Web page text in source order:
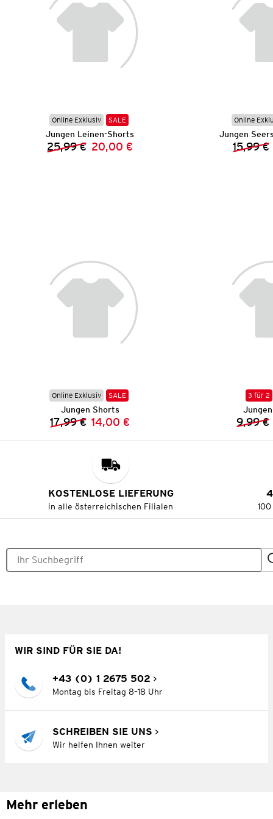
Online Exklusiv SALE
Jungen Leinen-Shorts
Vorheriger Preis:
25,99 € Neuer Preis:
20,00 €
Online
Jungen
15,99 €
Online Exklusiv SALE
Jungen Shorts
Vorheriger Preis:
17,99 € Neuer Preis:
14,00 €
3 für 2
9,99 €
KOSTENLOSE LIEFERUNG
in alle österreichischen Filialen
WIR SIND FÜR SIE DA!
+43 (0) 1 2675 502
Montag bis Freitag 8–18 Uhr
SCHREIBEN SIE UNS
Wir helfen Ihnen weiter
Mehr erleben